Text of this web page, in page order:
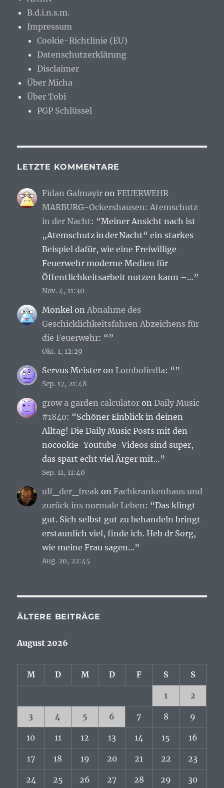
B.d.i.n.s.m.
Impressum
Cookie-Richtlinie (EU)
Datenschutzerklärung
Disclaimer
Über Micha
Über Tobi
PGP Schlüssel
LETZTE KOMMENTARE
Fidan Galmayir onFEUERWEHR
MARBURG-Ockershausen: Atemschutz
in der Nacht: “Meiner Ansicht nach ist
„Atemschutz in der Nacht“ ein starkes
Beispiel dafür, wie eine Freiwillige
Feuerwehr moderne Medien für
Öffentlichkeitsarbeit nutzen kann –…”
Nov. 4, 11:30
Monkel on Abnahme des
Geschicklichkeitsfahren Abzeichens für
die Feuerwehr: “”
Okt. 1, 12:29
Servus Meister on Lomboliedla: “”
Sep. 17, 21:48
grow a garden calculator onDaily Music
#1840: “Schöner Einblick in deinen
Alltag! Die Daily Music Posts mit den
nocookie-Youtube-Videos sind super,
das spart echt viel Ärger mit…”
Sep. 11, 11:40
ulf_der_freak onFachkrankenhaus und
zurück ins normale Leben: “Das klingt
gut. Sich selbst gut zu behandeln bringt
erstaunlich viel, finde ich. Heb dr Sorg,
wie meine Frau sagen…”
Aug. 20, 22:45
ÄLTERE BEITRÄGE
August 2026
M D M D F S S
1 2
3 4 5 6 7 8 9
10 11 12 13 14 15 16
17 18 19 20 21 22 23
24 25 26 27 28 29 30